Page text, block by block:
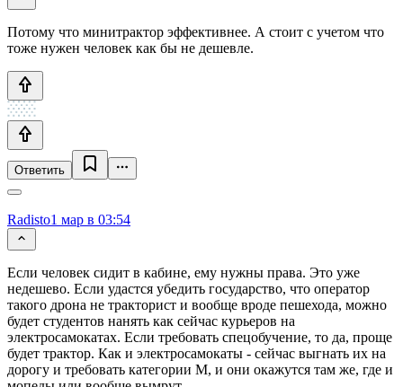
Потому что минитрактор эффективнее. А стоит с учетом что
тоже нужен человек как бы не дешевле.
Ответить
Radisto1 мар в 03:54
Если человек сидит в кабине, ему нужны права. Это уже
недешево. Если удастся убедить государство, что оператор
такого дрона не тракторист и вообще вроде пешехода, можно
будет студентов нанять как сейчас курьеров на
электросамокатах. Если требовать спецобучение, то да, проще
будет трактор. Как и электросамокаты - сейчас выгнать их на
дорогу и требовать категории М, и они окажутся там же, где и